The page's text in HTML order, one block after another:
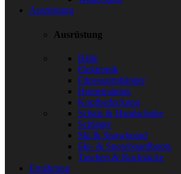
Ausrüstung
Ausrüstung
Bälle
Elektronik
Fitnessarmbänder
Hometraining
Kopfbedeckung
Schals & Handschuhe
Schläger
Ski & Snowboard
Ski- & Snowboardboots
Taschen & Rucksäcke
Ernährung